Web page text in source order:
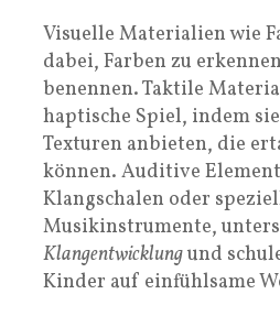
Visuelle Materialien wie
dabei, Farben zu
benennen. Taktile
haptische Spiel, indem
Texturen anbieten, die
können. Auditive
Klangschalen oder
Musikinstrumente,
Klangentwicklungund
Kinder auf einfühlsame